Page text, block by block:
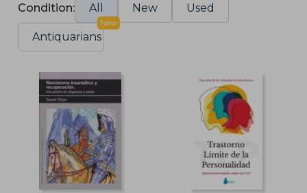
Condition: All New Used
Antiquarians
New